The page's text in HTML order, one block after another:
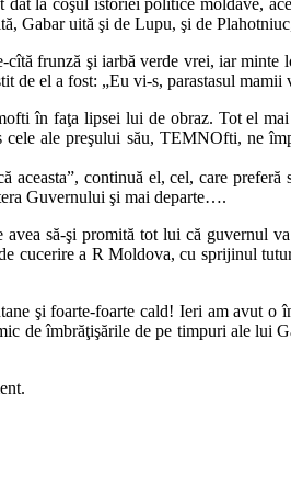
Gabar uită şi de Lupu, şi de
frunză şi iarbă verde vrei, iar
de el a fost: „Eu vi-s, parastasul
în faţa lipsei lui de obraz. Tot el
ale preşului său, TEMNOfti, ne
continuă el, cel, care preferă
Guvernului şi mai departe….
să-şi promită tot lui că guvernul
cucerire a R Moldova, cu sprijinul
şi foarte-foarte cald! Ieri am avut
de îmbrăţişările de pe timpuri ale lui